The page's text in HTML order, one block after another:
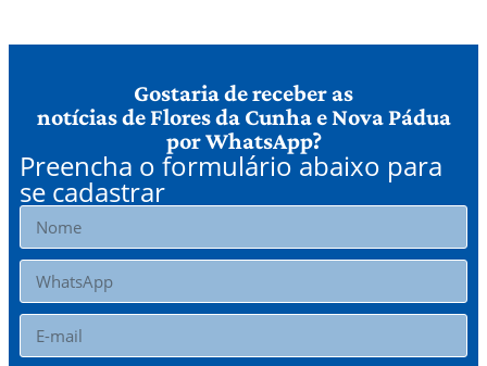
Gostaria de receber as
notícias de Flores da Cunha e Nova Pádua
por WhatsApp?
Preencha o formulário abaixo para
se cadastrar